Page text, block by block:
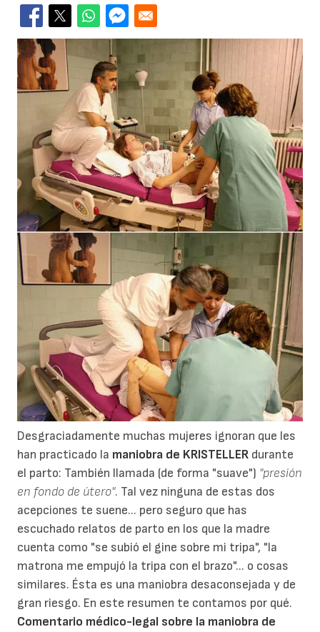
Desgraciadamente muchas mujeres ignoran que les
han practicado la maniobra de KRISTELLER durante
el parto: También llamada (de forma "suave") "presión
en fondo de útero". Tal vez ninguna de estas dos
acepciones te suene... pero seguro que has
escuchado relatos de parto en los que la madre
cuenta como "se subió el gine sobre mi tripa", "la
matrona me empujó la tripa con el brazo"... o cosas
similares. Ésta es una maniobra desaconsejada y de
gran riesgo. En este resumen te contamos por qué.
Comentario médico-legal sobre la maniobra de